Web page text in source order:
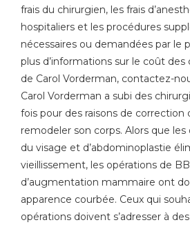
frais du chirurgien, les frais
hospitaliers et les procédures
nécessaires ou demandées par le
plus d’informations sur le coût
de Carol Vorderman, contactez-
Carol Vorderman a subi des
fois pour des raisons de correction
remodeler son corps. Alors que
du visage et d’abdominoplastie
vieillissement, les opérations de
d’augmentation mammaire ont
apparence courbée. Ceux qui
opérations doivent s’adresser à